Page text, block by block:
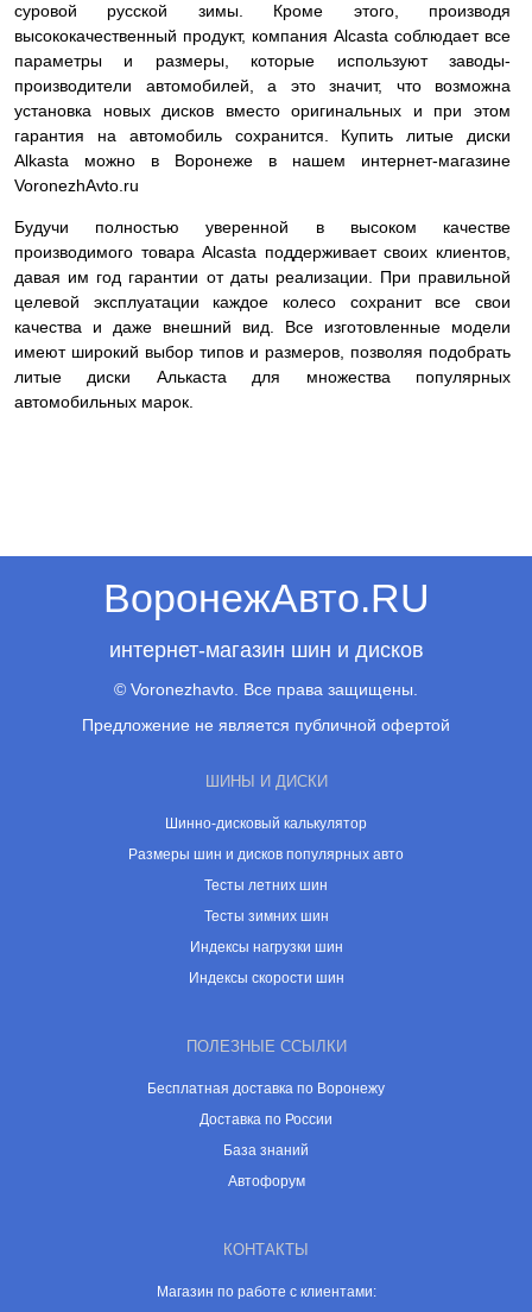
суровой русской зимы. Кроме этого, производя
высококачественный продукт, компания Alcasta соблюдает все
параметры и размеры, которые используют заводы-
производители автомобилей, а это значит, что возможна
установка новых дисков вместо оригинальных и при этом
гарантия на автомобиль сохранится. Купить литые диски
Alkasta можно в Воронеже в нашем интернет-магазине
VoronezhAvto.ru
Будучи полностью уверенной в высоком качестве
производимого товара Alcasta поддерживает своих клиентов,
давая им год гарантии от даты реализации. При правильной
целевой эксплуатации каждое колесо сохранит все свои
качества и даже внешний вид. Все изготовленные модели
имеют широкий выбор типов и размеров, позволяя подобрать
литые диски Алькаста для множества популярных
автомобильных марок.
ВоронежАвто.RU
интернет-магазин шин и дисков
© Voronezhavto. Все права защищены.
Предложение не является публичной офертой
ШИНЫ И ДИСКИ
Шинно-дисковый калькулятор
Размеры шин и дисков популярных авто
Тесты летних шин
Тесты зимних шин
Индексы нагрузки шин
Индексы скорости шин
ПОЛЕЗНЫЕ ССЫЛКИ
Бесплатная доставка по Воронежу
Доставка по России
База знаний
Автофорум
КОНТАКТЫ
Магазин по работе с клиентами: